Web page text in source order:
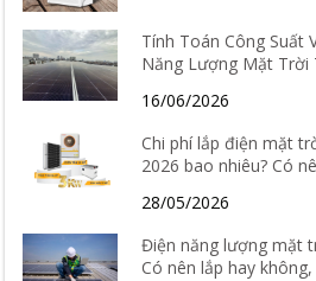
Tính Toán Công Suất
Năng Lượng Mặt Trời
16/06/2026
Chi phí lắp điện mặt
2026 bao nhiêu? Có
28/05/2026
Điện năng lượng mặt
Có nên lắp hay